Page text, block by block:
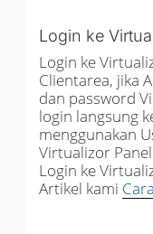
Login ke
Login ke
Clientarea, jika
dan password
login langsung
menggunakan
Virtualizor
Login ke
Artikel kami